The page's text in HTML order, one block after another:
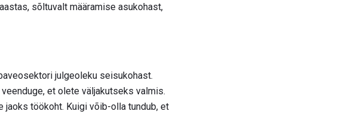
sõltuvalt määramise asukohast,
julgeoleku seisukohast.
et olete väljakutseks valmis.
töökoht. Kuigi võib-olla tundub, et